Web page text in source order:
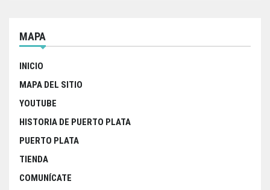
MAPA
INICIO
MAPA DEL SITIO
YOUTUBE
HISTORIA DE PUERTO PLATA
PUERTO PLATA
TIENDA
COMUNÍCATE